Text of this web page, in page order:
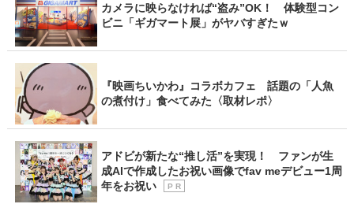
カメラに映らなければ“盗み”OK！ 体験型コン
ビニ「ギガマート展」がヤバすぎたｗ
『映画ちいかわ』コラボカフェ 話題の「人魚
の煮付け」食べてみた〈取材レポ〉
アドビが新たな“推し活”を実現！ ファンが生
成AIで作成したお祝い画像でfav meデビュー1周
年をお祝い
P R